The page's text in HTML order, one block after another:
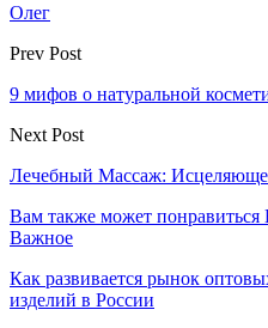
Олег
Prev Post
9 мифов о натуральной
Next Post
Лечебный Массаж:
Вам также может понравиться
Важное
Как развивается рынок
изделий в России